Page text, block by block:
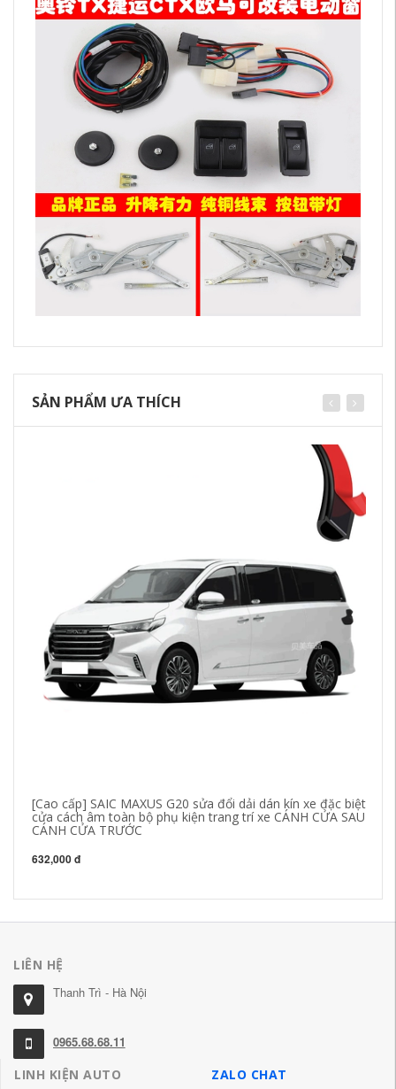
SẢN PHẨM ƯA THÍCH
[Cao cấp] SAIC MAXUS G20 sửa đổi dải dán kín xe đặc biệt
cửa cách âm toàn bộ phụ kiện trang trí xe CÁNH CỬA SAU
CÁNH CỬA TRƯỚC
632,000 đ
LIÊN HỆ
Thanh Trì - Hà Nội
0965.68.68.11
LINH KIỆN AUTO
ZALO CHAT